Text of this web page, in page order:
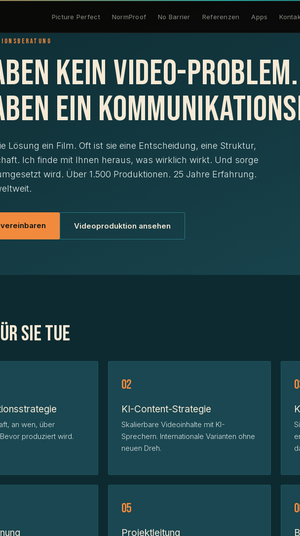
Picture Perfect NormProof No Barrier Referenzen Apps
kein Video-Problem.
ein
Lösung ein Film. Oft ist sie eine Entscheidung, eine Struktur,
Ich finde mit Ihnen heraus, was wirklich wirkt. Und sorge
wird. Über 1.500 Produktionen. 25 Jahre Erfahrung.
Videoproduktion ansehen
Sie tue
an wen, über
produziert wird.
02
KI-Content-Strategie
Skalierbare Videoinhalte mit KI-
Sprechern. Internationale Varianten ohne
neuen Dreh.
05
Projektleitung